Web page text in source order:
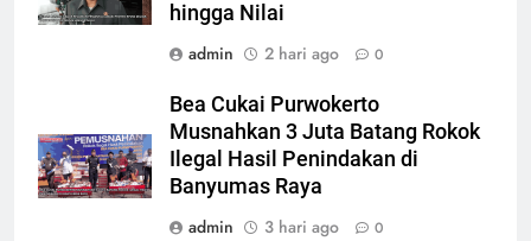
hingga Nilai
admin
2 hari ago 0
Bea Cukai Purwokerto
Musnahkan 3 Juta Batang Rokok
Ilegal Hasil Penindakan di
Banyumas Raya
admin
3 hari ago 0